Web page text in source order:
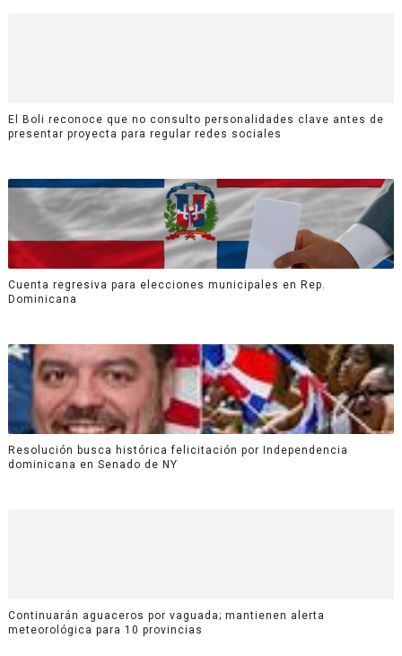
El Boli reconoce que no consulto personalidades clave antes de
presentar proyecta para regular redes sociales
Cuenta regresiva para elecciones municipales en Rep.
Dominicana
Resolución busca histórica felicitación por Independencia
dominicana en Senado de NY
Continuarán aguaceros por vaguada; mantienen alerta
meteorológica para 10 provincias